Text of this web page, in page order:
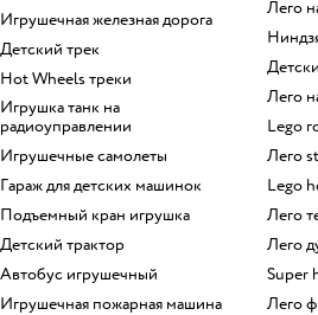
Игрушечная железная дорога
Детский трек
Hot Wheels треки
Игрушка танк на
радиоуправлении
Игрушечные самолеты
Гараж для детских машинок
Подъемный кран игрушка
Детский трактор
Автобус игрушечный
Игрушечная пожарная машина
Лего
Лего
Lego
Лего
Lego
Лего
Лего
Super
Лего